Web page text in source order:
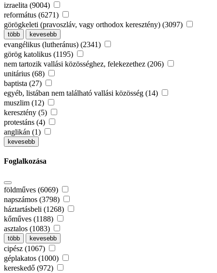
izraelita (9004)
református (6271)
görögkeleti (pravoszláv, vagy orthodox keresztény) (3097)
több kevesebb
evangélikus (lutheránus) (2341)
görög katolikus (1195)
nem tartozik vallási közösséghez, felekezethez (206)
unitárius (68)
baptista (27)
egyéb, listában nem található vallási közösség (14)
muszlim (12)
keresztény (5)
protestáns (4)
anglikán (1)
kevesebb
Foglalkozása
földműves (6069)
napszámos (3798)
háztartásbeli (1268)
kőműves (1188)
asztalos (1083)
több kevesebb
cipész (1067)
géplakatos (1000)
kereskedő (972)